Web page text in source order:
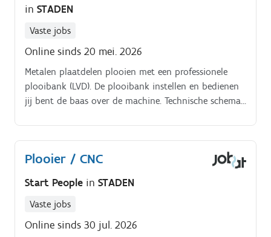
in STADEN
Vaste jobs
Online sinds 20 mei. 2026
Metalen plaatdelen plooien met een professionele
plooibank (LVD). De plooibank instellen en bedienen
jij bent de baas over de machine. Technische schema's
uitvoeren op afgewerkte onderdelen.
Plooier / CNC
Start People in STADEN
Vaste jobs
Online sinds 30 jul. 2026